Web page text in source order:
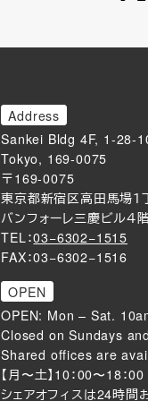
Address
Sankei Bldg 4F, 1-28-
Tokyo, 169-0075
〒169-0075
東京都新宿区高田馬場１
バンフォーレ三慶ビル４
TEL：03−6302−1515
FAX：03−6302−1516
OPEN
OPEN: Mon – Sat.
Closed on Sundays
Shared offices are
【月〜土】10：00〜18：00
シェアオフィスは24時間